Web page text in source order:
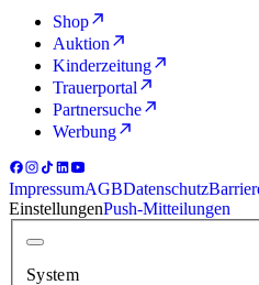
Shop
Auktion
Kinderzeitung
Trauerportal
Partnersuche
Werbung
ImpressumAGBDatenschutz
EinstellungenPush-Mitteilungen
System